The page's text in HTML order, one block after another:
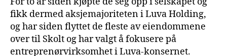
fikk dermed aksjemajoriteten i Luva Holding,
og har siden flyttet de fleste av eiendommene
over til Skolt og har valgt å fokusere på
entreprenørvirksomhet i Luva-konsernet.